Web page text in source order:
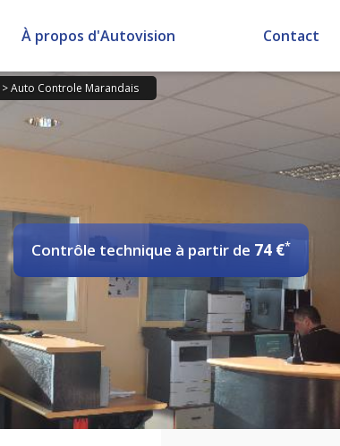
À propos d'Autovision Contact
>Auto Controle Marandais
Contrôle technique à partir de 74 €*